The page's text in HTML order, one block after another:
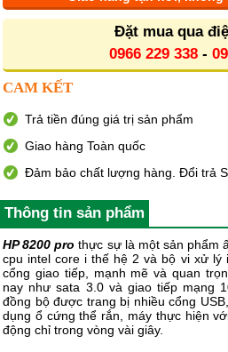
Đặt mua qua
0966 229 338-
CAM KẾT
Trả tiền đúng giá trị sản phẩm
Giao hàng Toàn quốc
Đảm bảo chất lượng hàng. Đổi trả
Thông tin sản phẩm
HP 8200 pro thực sự là một sản phẩm
cpu intel core i thế hệ 2 và bộ vi xử lý
cổng giao tiếp, mạnh mẽ và quan
nay như sata 3.0 và giao tiếp mạng
đồng bộ được trang bị nhiều cổng
dụng ổ cứng thể rắn, máy thực hiện
động chỉ trong vòng vài giây.